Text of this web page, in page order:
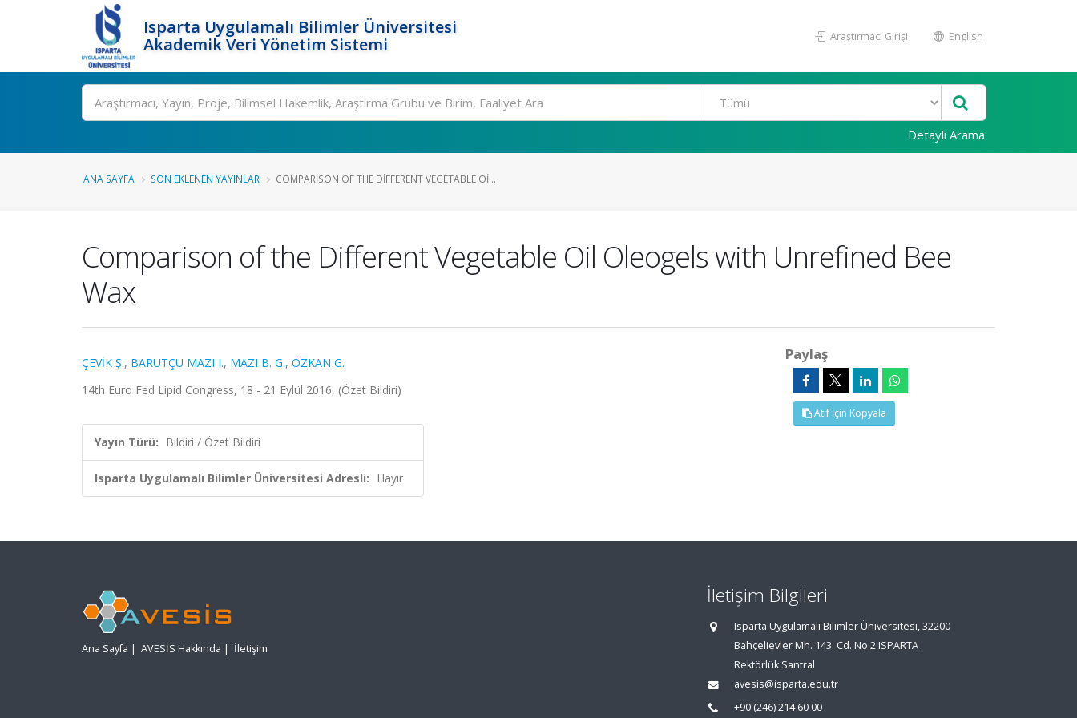
Isparta Uygulamalı Bilimler Üniversitesi
Akademik Veri Yönetim Sistemi
Araştırmacı Girişi English
Ara
Detaylı Arama
ANA SAYFA SON EKLENEN YAYINLAR COMPARISON OF THE DIFFERENT VEGETABLE OI...
Comparison of the Different Vegetable Oil Oleogels with Unrefined Bee
Wax
ÇEVİK Ş., BARUTÇU MAZI I., MAZI B. G., ÖZKAN G.
14th Euro Fed Lipid Congress, 18 - 21 Eylül 2016, (Özet Bildiri)
Yayın Türü: Bildiri / Özet Bildiri
Isparta Uygulamalı Bilimler Üniversitesi Adresli: Hayır
Paylaş
Atıf İçin Kopyala
Ana Sayfa | AVESİS Hakkında | İletişim
İletişim Bilgileri
Isparta Uygulamalı Bilimler Üniversitesi, 32200
Bahçelievler Mh. 143. Cd. No:2 ISPARTA
Rektörlük Santral
avesis@isparta.edu.tr
+90 (246) 214 60 00